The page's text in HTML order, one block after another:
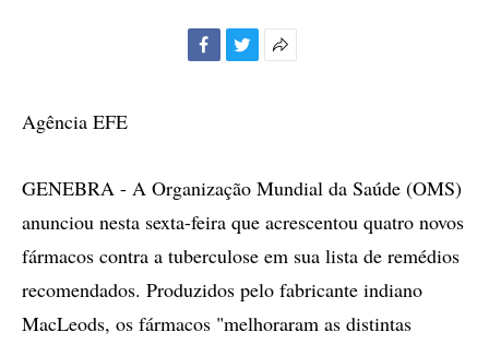
Agência EFE
GENEBRA - A Organização Mundial da Saúde (OMS)
anunciou nesta sexta-feira que acrescentou quatro novos
fármacos contra a tuberculose em sua lista de remédios
recomendados. Produzidos pelo fabricante indiano
MacLeods, os fármacos "melhoraram as distintas